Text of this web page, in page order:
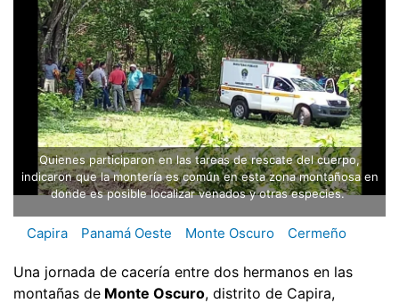
Quienes participaron en las tareas de rescate del cuerpo,
indicaron que la montería es común en esta zona montañosa en
donde es posible localizar venados y otras especies.
Capira Panamá Oeste Monte Oscuro Cermeño
Una jornada de cacería entre dos hermanos en las
montañas de Monte Oscuro, distrito de Capira,